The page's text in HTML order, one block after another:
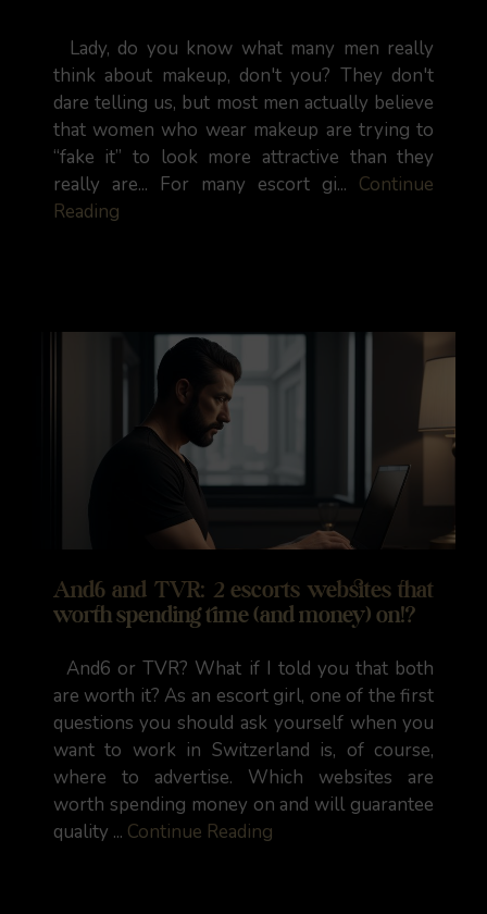
Lady, do you know what many men really
think about makeup, don't you? They don't
dare telling us, but most men actually believe
that women who wear makeup are trying to
“fake it” to look more attractive than they
really are... For many escort gi... Continue
Reading
And6 and TVR: 2 escorts websites that
worth spending time (and money) on!?
And6 or TVR? What if I told you that both
are worth it? As an escort girl, one of the first
questions you should ask yourself when you
want to work in Switzerland is, of course,
where to advertise. Which websites are
worth spending money on and will guarantee
quality ... Continue Reading